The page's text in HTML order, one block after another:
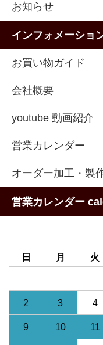
お知らせ
インフォメーショ
お買い物ガイド
会社概要
youtube 動画紹介
営業カレンダー
オーダー加工・製
営業カレンダー
日 月 火
2 3 4
9 10 11